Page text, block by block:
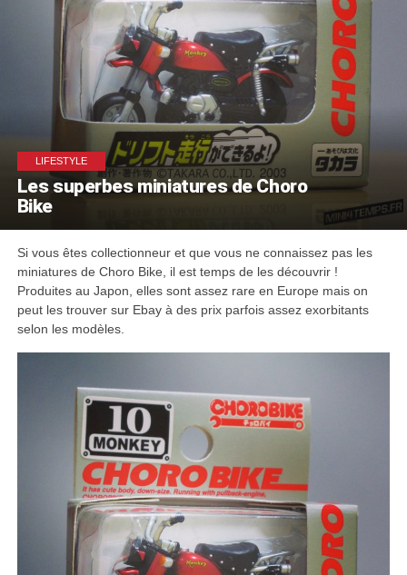
LIFESTYLE
Les superbes miniatures de Choro
Bike
Si vous êtes collectionneur et que vous ne connaissez pas les
miniatures de Choro Bike, il est temps de les découvrir !
Produites au Japon, elles sont assez rare en Europe mais on
peut les trouver sur Ebay à des prix parfois assez exorbitants
selon les modèles.